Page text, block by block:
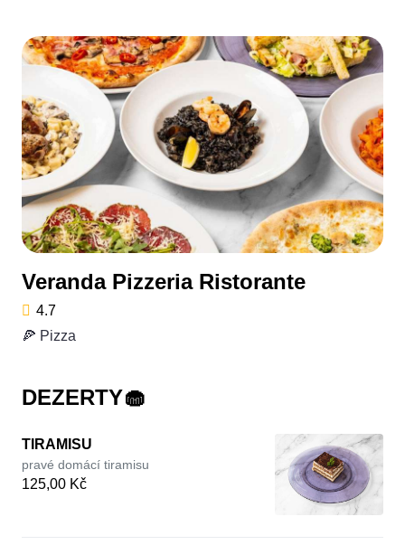
Veranda Pizzeria Ristorante
4.7
🍕 Pizza
DEZERTY🧁
TIRAMISU
pravé domácí tiramisu
125,00 Kč